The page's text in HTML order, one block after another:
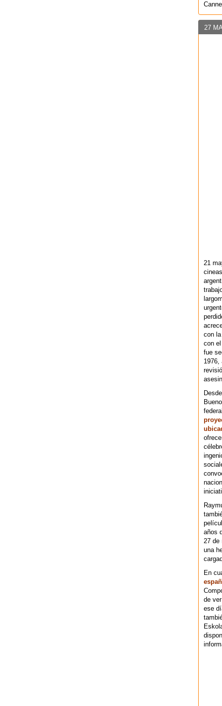
27
21
con
con
fue
1976,
años
27 de
una
En
de
ese